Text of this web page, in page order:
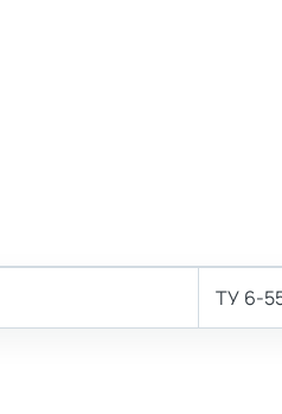
ТУ 6-